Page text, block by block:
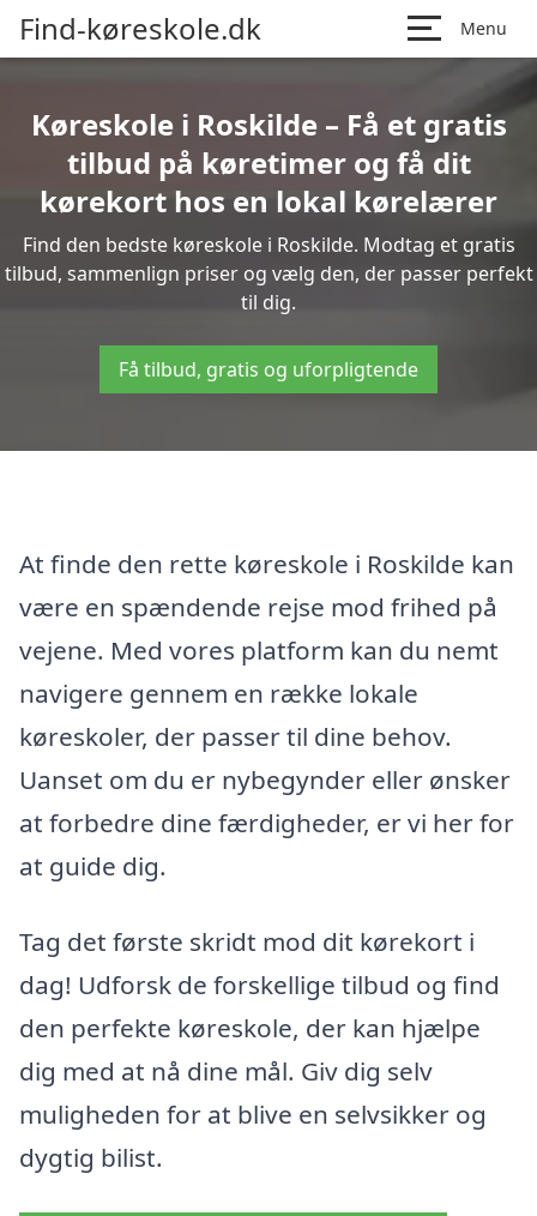
Find-køreskole.dk Menu
Køreskole i Roskilde – Få et gratis
tilbud på køretimer og få dit
kørekort hos en lokal kørelærer
Find den bedste køreskole i Roskilde. Modtag et gratis
tilbud, sammenlign priser og vælg den, der passer perfekt
til dig.
Få tilbud, gratis og uforpligtende
At finde den rette køreskole i Roskilde kan
være en spændende rejse mod frihed på
vejene. Med vores platform kan du nemt
navigere gennem en række lokale
køreskoler, der passer til dine behov.
Uanset om du er nybegynder eller ønsker
at forbedre dine færdigheder, er vi her for
at guide dig.
Tag det første skridt mod dit kørekort i
dag! Udforsk de forskellige tilbud og find
den perfekte køreskole, der kan hjælpe
dig med at nå dine mål. Giv dig selv
muligheden for at blive en selvsikker og
dygtig bilist.